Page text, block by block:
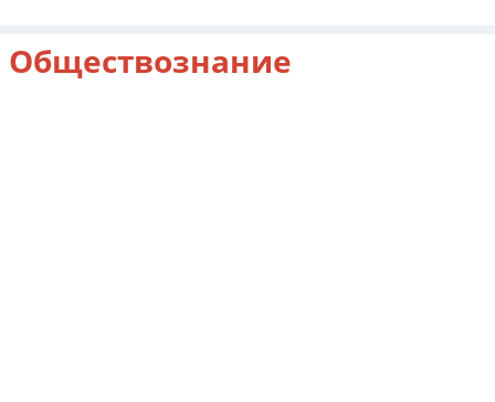
Обществознание